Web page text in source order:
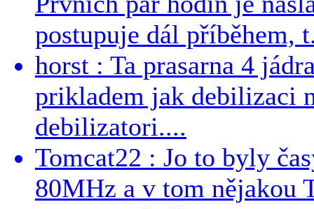
postupuje dál příběhem,
horst : Ta prasarna 4
prikladem jak debilizaci
debilizatori....
Tomcat22 : Jo to byly
80MHz a v tom nějakou